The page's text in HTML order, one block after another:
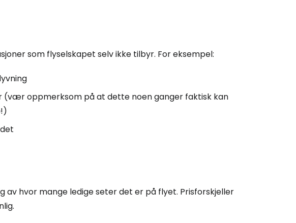
som flyselskapet selv ikke tilbyr. For eksempel:
(vær oppmerksom på at dette noen ganger faktisk kan
hvor mange ledige seter det er på flyet. Prisforskjeller